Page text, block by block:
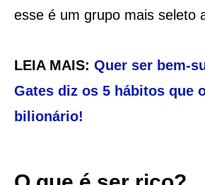
esse é um grupo mais seleto
LEIA MAIS: Quer ser bem-
Gates diz os 5 hábitos que
bilionário!